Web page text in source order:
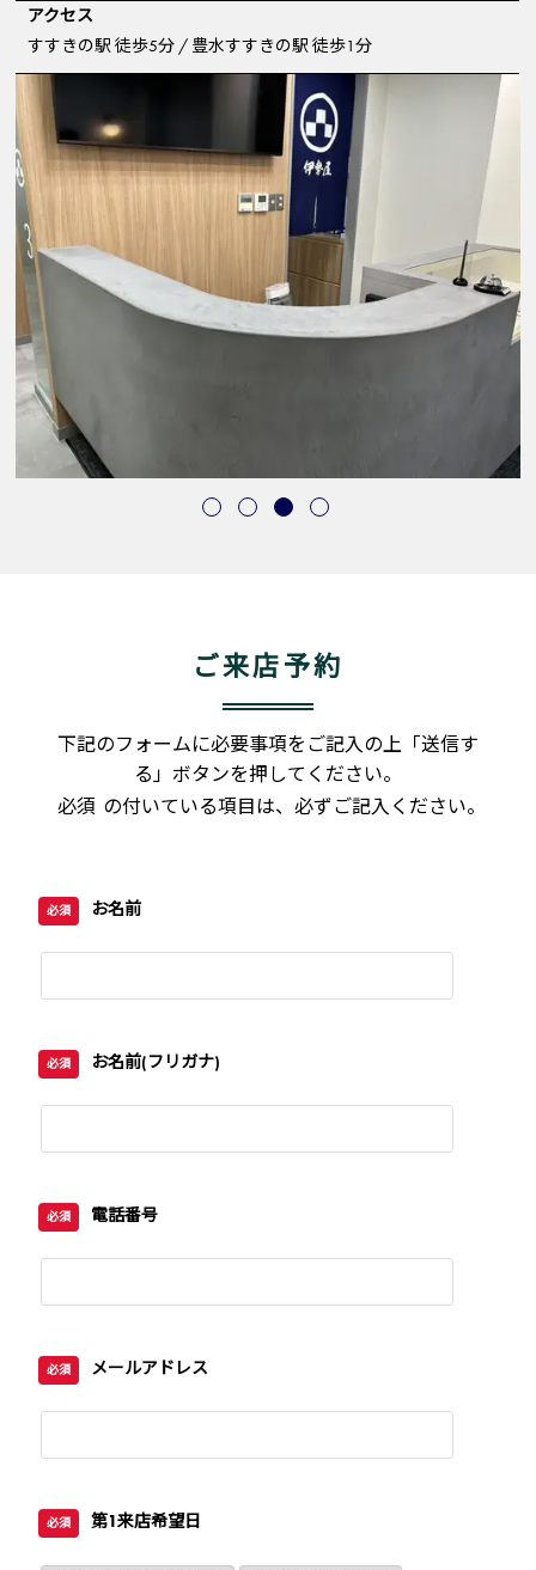
アクセス
すすきの駅 徒歩5分 / 豊水すすきの駅 徒歩1分
ご来店予約
下記のフォームに必要事項をご記入の上「送信す
る」ボタンを押してください。
必須 の付いている項目は、必ずご記入ください。
必須 お名前
必須 お名前(フリガナ)
必須 電話番号
必須 メールアドレス
必須 第1来店希望日